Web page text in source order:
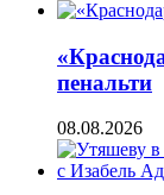
пенальти
08.08.2026